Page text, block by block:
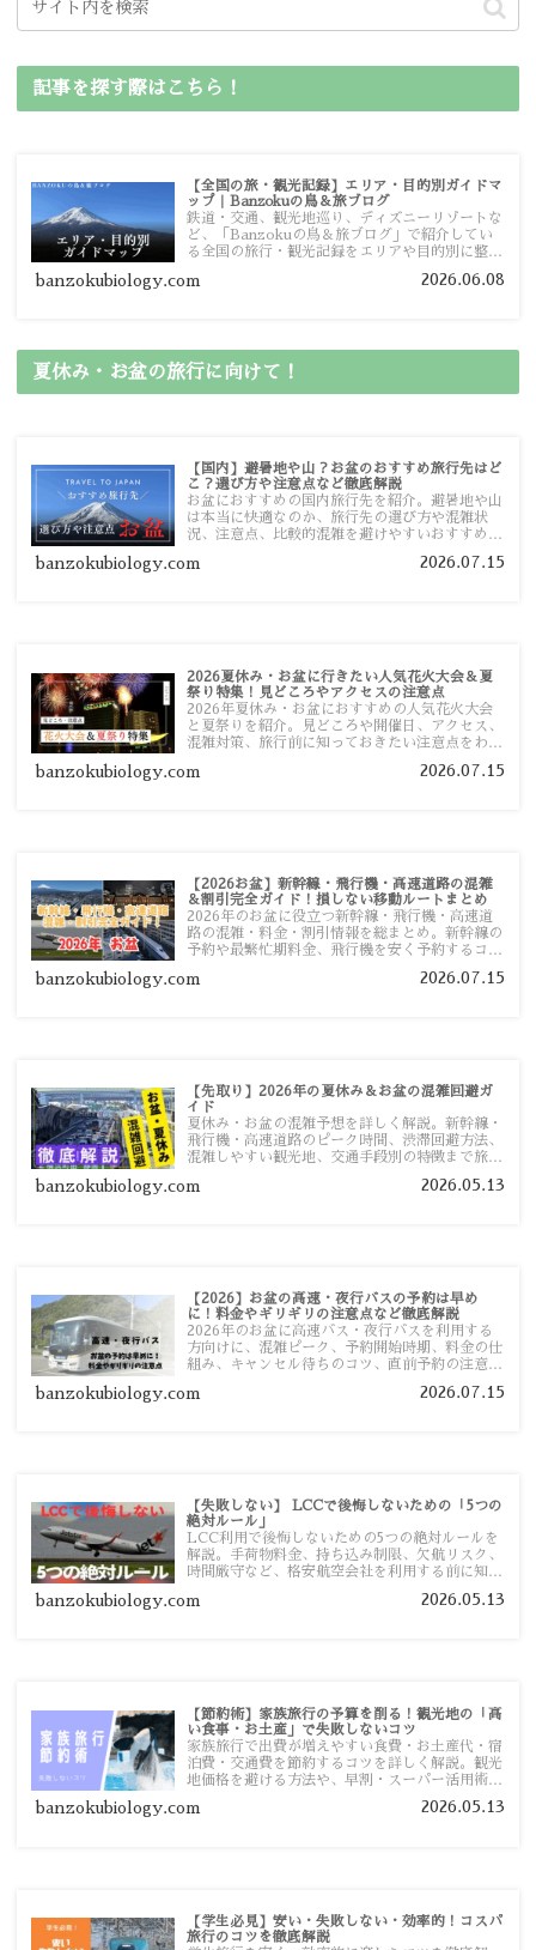
記事を探す際はこちら！
【全国の旅・観光記録】エリア・目的別ガイドマ
ップ｜Banzokuの鳥＆旅ブログ
鉄道・交通、観光地巡り、ディズニーリゾートな
ど、「Banzokuの鳥＆旅ブログ」で紹介してい
る全国の旅行・観光記録をエリアや目的別に整理
ガイドマップからスムーズに見つけていただけま
banzokubiology.com 2026.06.08
夏休み・お盆の旅行に向けて！
【国内】避暑地や山？お盆のおすすめ旅行先はど
こ？選び方や注意点など徹底解説
お盆におすすめの国内旅行先を紹介。避暑地や山
は本当に快適なのか、旅行先の選び方や混雑状
況、注意点、比較的混雑を避けやすいおすすめス
す。
banzokubiology.com 2026.07.15
2026夏休み・お盆に行きたい人気花火大会＆夏
祭り特集！見どころやアクセスの注意点
2026年夏休み・お盆におすすめの人気花火大会
と夏祭りを紹介。見どころや開催日、アクセス、
混雑対策、旅行前に知っておきたい注意点をわか
banzokubiology.com 2026.07.15
【2026お盆】新幹線・飛行機・高速道路の混雑
＆割引完全ガイド！損しない移動ルートまとめ
2026年のお盆に役立つ新幹線・飛行機・高速道
路の混雑・料金・割引情報を総まとめ。新幹線の
予約や最繁忙期料金、飛行機を安く予約するコ
い移動方法を分かりやすく解説します。
banzokubiology.com 2026.07.15
【先取り】2026年の夏休み＆お盆の混雑回避ガ
イド
夏休み・お盆の混雑予想を詳しく解説。新幹線・
飛行機・高速道路のピーク時間、渋滞回避方法、
混雑しやすい観光地、交通手段別の特徴まで旅行
banzokubiology.com 2026.05.13
【2026】お盆の高速・夜行バスの予約は早め
に！料金やギリギリの注意点など徹底解説
2026年のお盆に高速バス・夜行バスを利用する
方向けに、混雑ピーク、予約開始時期、料金の仕
組み、キャンセル待ちのコツ、直前予約の注意点
banzokubiology.com 2026.07.15
【失敗しない】 LCCで後悔しないための「5つの
絶対ルール」
LCC利用で後悔しないための5つの絶対ルールを
解説。手荷物料金、持ち込み制限、欠航リスク、
時間厳守など、格安航空会社を利用する前に知っ
す。
banzokubiology.com 2026.05.13
【節約術】家族旅行の予算を削る！観光地の「高
い食事・お土産」で失敗しないコツ
家族旅行で出費が増えやすい食費・お土産代・宿
泊費・交通費を節約するコツを詳しく解説。観光
地価格を避ける方法や、早割・スーパー活用術、
banzokubiology.com 2026.05.13
【学生必見】安い・失敗しない・効率的！コスパ
旅行のコツを徹底解説